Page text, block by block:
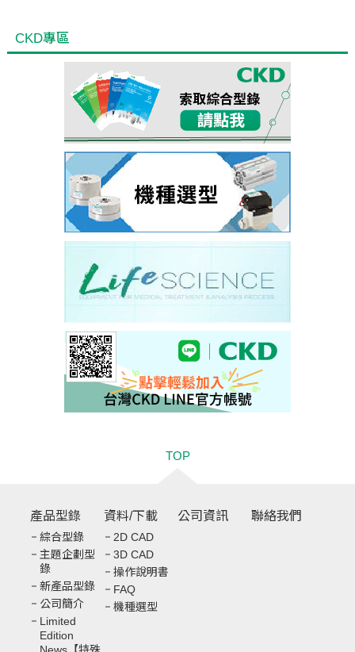
CKD專區
TOP
產品型錄
綜合型錄
主題企劃型
錄
新產品型錄
公司簡介
Limited
Edition
資料/下載
2D CAD
3D CAD
操作說明書
FAQ
機種選型
公司資訊 聯絡我們